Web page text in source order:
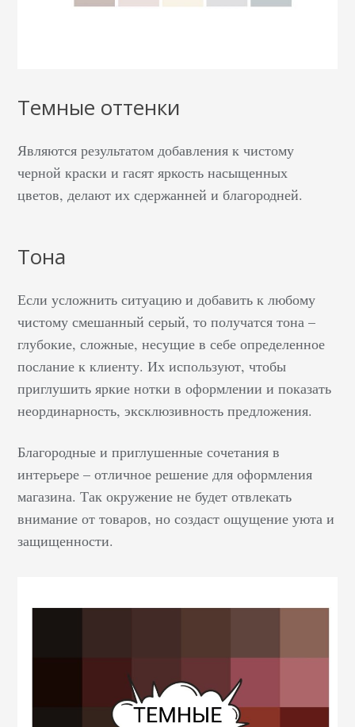
Темные оттенки
Являются результатом добавления к чистому
черной краски и гасят яркость насыщенных
цветов, делают их сдержанней и благородней.
Тона
Если усложнить ситуацию и добавить к любому
чистому смешанный серый, то получатся тона –
глубокие, сложные, несущие в себе определенное
послание к клиенту. Их используют, чтобы
приглушить яркие нотки в оформлении и показать
неординарность, эксклюзивность предложения.
Благородные и приглушенные сочетания в
интерьере – отличное решение для оформления
магазина. Так окружение не будет отвлекать
внимание от товаров, но создаст ощущение уюта и
защищенности.